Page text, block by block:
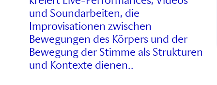
und Soundarbeiten, die
Improvisationen zwischen
Bewegungen des Körpers und der
Bewegung der Stimme als Strukturen
und Kontexte dienen..